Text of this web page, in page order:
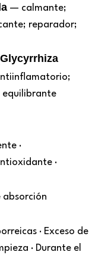
— calmante;
reparador;
equilibrante
·
·
absorción
· Exceso de
· Durante el